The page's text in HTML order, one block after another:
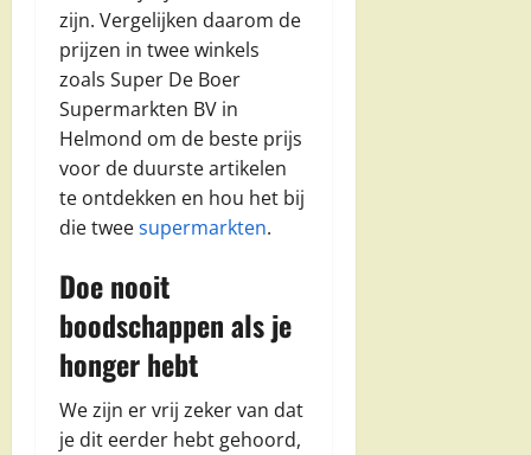
zijn. Vergelijken daarom de
prijzen in twee winkels
zoals Super De Boer
Supermarkten BV in
Helmond om de beste prijs
voor de duurste artikelen
te ontdekken en hou het bij
die tweesupermarkten.
Doe nooit
boodschappen als je
honger hebt
We zijn er vrij zeker van dat
je dit eerder hebt gehoord,